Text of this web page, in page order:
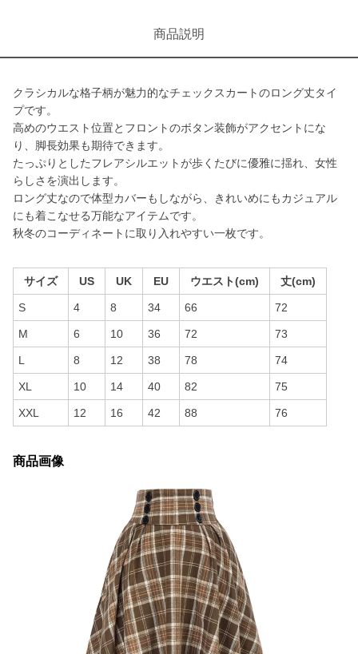
商品説明
クラシカルな格子柄が魅力的なチェックスカートのロング丈タイ
プです。
高めのウエスト位置とフロントのボタン装飾がアクセントにな
り、脚長効果も期待できます。
たっぷりとしたフレアシルエットが歩くたびに優雅に揺れ、女性
らしさを演出します。
ロング丈なので体型カバーもしながら、きれいめにもカジュアル
にも着こなせる万能なアイテムです。
秋冬のコーディネートに取り入れやすい一枚です。
サイズ US UK EU ウエスト(cm) 丈(cm)
S 4 8 34 66 72
M 6 10 36 72 73
L 8 12 38 78 74
XL 10 14 40 82 75
XXL 12 16 42 88 76
商品画像